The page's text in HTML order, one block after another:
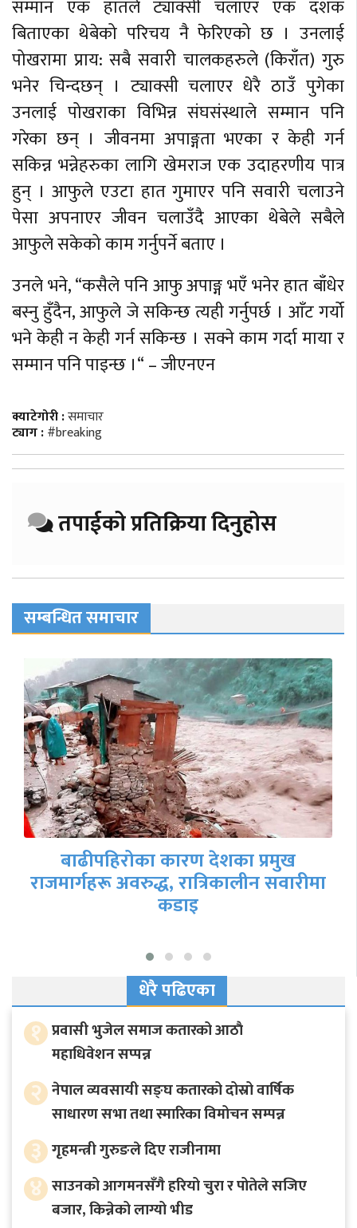
सम्मान एक हातले ट्याक्सी चलाएर एक दशक
बिताएका थेबेको परिचय नै फेरिएको छ । उनलाई
पोखरामा प्राय: सबै सवारी चालकहरुले (किराँत) गुरु
भनेर चिन्दछन् । ट्याक्सी चलाएर धेरै ठाउँ पुगेका
उनलाई पोखराका विभिन्न संघसंस्थाले सम्मान पनि
गरेका छन् । जीवनमा अपाङ्गता भएका र केही गर्न
सकिन्न भन्नेहरुका लागि खेमराज एक उदाहरणीय पात्र
हुन् । आफुले एउटा हात गुमाएर पनि सवारी चलाउने
पेसा अपनाएर जीवन चलाउँदै आएका थेबेले सबैले
आफुले सकेको काम गर्नुपर्ने बताए ।
उनले भने, “कसैले पनि आफु अपाङ्ग भएँ भनेर हात बाँधेर
बस्नु हुँदैन, आफुले जे सकिन्छ त्यही गर्नुपर्छ । आँट गर्यो
भने केही न केही गर्न सकिन्छ । सक्ने काम गर्दा माया र
सम्मान पनि पाइन्छ ।“ – जीएनएन
क्याटेगोरी :समाचार
ट्याग :#breaking
तपाईको प्रतिक्रिया दिनुहोस
सम्बन्धित समाचार
बाढीपहिरोका कारण देशका प्रमुख
राजमार्गहरू अवरुद्ध, रात्रिकालीन सवारीमा
कडाइ
धेरै पढिएका
१ प्रवासी भुजेल समाज कतारको आठाै
महाधिवेशन सप्पन्न
२ नेपाल व्यवसायी सङ्घ कतारको दोस्रो वार्षिक
साधारण सभा तथा स्मारिका विमोचन सम्पन्न
३ गृहमन्त्री गुरुङले दिए राजीनामा
४ साउनको आगमनसँगै हरियो चुरा र पोतेले सजिए
बजार, किन्नेको लाग्यो भीड